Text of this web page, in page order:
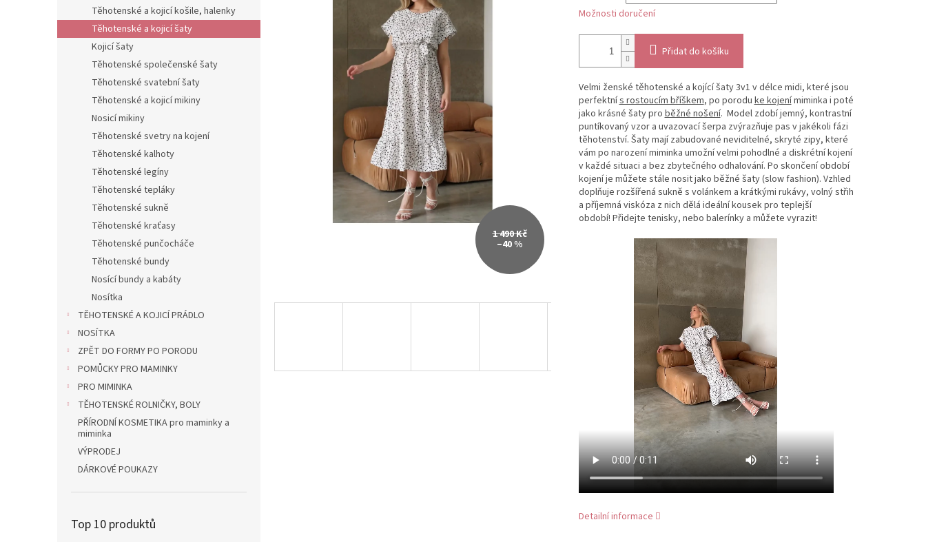
e
l
Těhotenské a kojicí košile, halenky
Těhotenské a kojicí šaty
Kojicí šaty
Těhotenské společenské šaty
Těhotenské svatební šaty
Těhotenské a kojicí mikiny
Nosicí mikiny
Těhotenské svetry na kojení
Těhotenské kalhoty
Těhotenské legíny
Těhotenské tepláky
Těhotenské sukně
Těhotenské kraťasy
Těhotenské punčocháče
Těhotenské bundy
Nosící bundy a kabáty
Nosítka
TĚHOTENSKÉ A KOJICÍ PRÁDLO
NOSÍTKA
ZPĚT DO FORMY PO PORODU
POMŮCKY PRO MAMINKY
PRO MIMINKA
TĚHOTENSKÉ ROLNIČKY, BOLY
PŘÍRODNÍ KOSMETIKA pro maminky a
miminka
VÝPRODEJ
DÁRKOVÉ POUKAZY
Top 10 produktů
1 490 Kč
–40 %
Možnosti doručení
Přidat do košíku
Velmi ženské těhotenské a kojící šaty 3v1 v délce midi, které jsou
perfektnís rostoucím bříškem, po poroduke kojenímiminka i poté
jako krásné šaty proběžné nošení. Model zdobí jemný, kontrastní
puntíkovaný vzor a uvazovací šerpa zvýrazňuje pas v jakékoli fázi
těhotenství. Šaty mají zabudované neviditelné, skryté zipy, které
vám po narození miminka umožní velmi pohodlné a diskrétní kojení
v každé situaci a bez zbytečného odhalování. Po skončení období
kojení je můžete stále nosit jako běžné šaty (slow fashion). Vzhled
doplňuje rozšířená sukně s volánkem a krátkými rukávy, volný střih
a příjemná viskóza z nich dělá ideální kousek pro teplejší
období! Přidejte tenisky, nebo balerínky a můžete vyrazit!
Detailní informace